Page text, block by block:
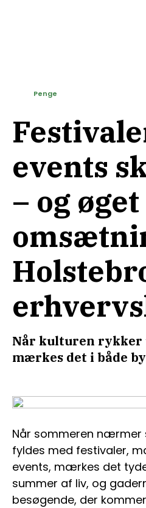
events
– og øget
Når kulturen rykker
mærkes det i både
Penge
Når sommeren nærmer
fyldes med festivaler,
events, mærkes det
summer af liv, og
besøgende, der